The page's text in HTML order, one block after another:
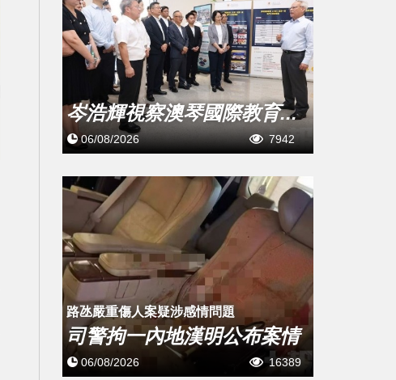
岑浩輝視察澳琴國際教育...
06/08/2026 7942
​路氹嚴重傷人案疑涉感情問題
司警拘一內地漢明公布案情
06/08/2026 16389